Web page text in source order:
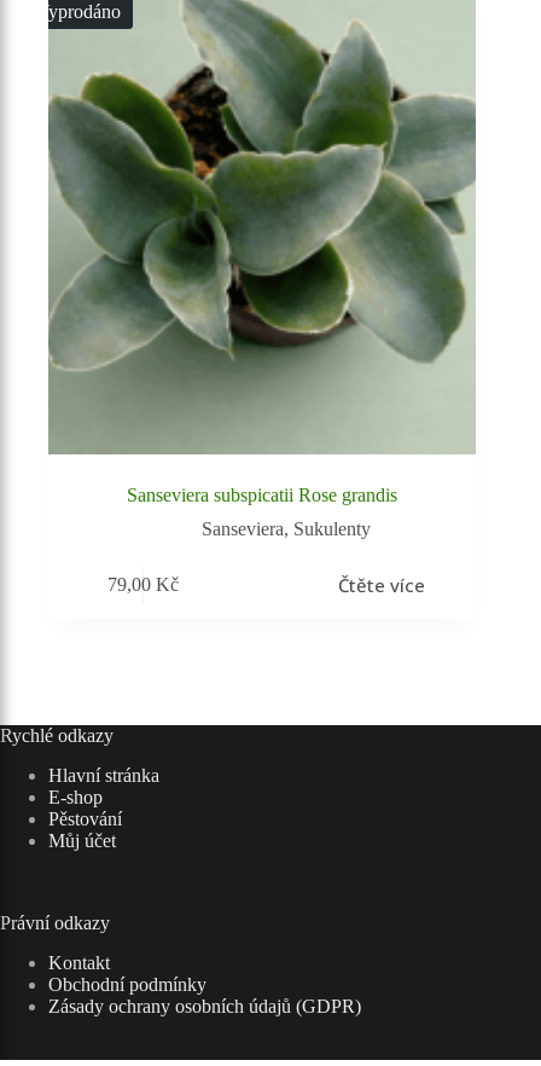
Vyprodáno
Sanseviera subspicatii Rose grandis
Sanseviera, Sukulenty
79,00Kč Čtěte více
Rychlé odkazy
Hlavní stránka
E-shop
Pěstování
Můj účet
Právní odkazy
Kontakt
Obchodní podmínky
Zásady ochrany osobních údajů (GDPR)